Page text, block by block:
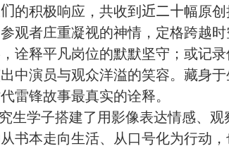
的积极响应，共收到 近二十幅原
观者庄重凝视的神情，定格跨越
诠释平凡岗位的默默坚守；或记
中演员与观众洋溢的笑容。藏身
雷锋故事最真实的诠释。
生学子搭建了用影像表达情感、
书本走向生活、从口号化为行动